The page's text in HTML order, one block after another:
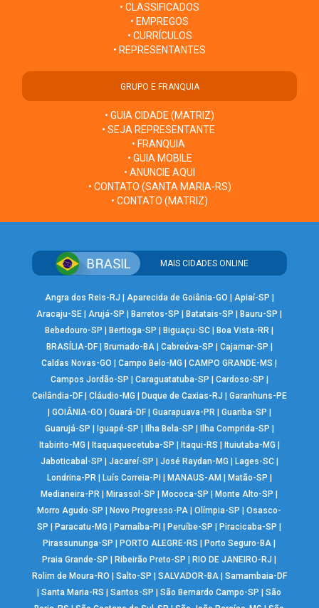
• CLASSIFICADOS
• EMPREGOS
• CURRÍCULOS
• REPRESENTANTES
GRUPO E FRANQUIA
• GUIA CIDADE (MATRIZ)
• SEJA REPRESENTANTE
• FRANQUIA
• GUIA MOBILE
• ANUNCIE AQUI
• CONTATO (SANTA MARIA-RS)
• CONTATO (MATRIZ)
MAIS CIDADES ONLINE
Angra dos Reis-RJ Aparecida de Goiânia-GO Apiaí-SP
Aracaju-SE |Arujá-SP Barretos-SP Batatais-SP Bauru-SP
Bebedouro-SP
Bertioga-SP Biguaçu-SC Boa Vista-RR
BRASÍLIA-DF| Brumado-BA| Cabreúva-SP Cajamar-SP
Caldas Novas-GO
|Campo Belo-MG |CAMPO GRANDE-MS
Campos Jordão-SP
Caraguatatuba-SP Cardoso-SP
Ceilândia-DF| Cláudio-MG Duque de Caxias-RJ
Garanhuns-PE
GOIÂNIA-GO Guará-DF| Guarapuava-PR| Guariba-SP
Guarujá-SP
Iguapé-SP Ilha Bela-SP Ilha Comprida-SP
Itabirito-MG
Itaquaquecetuba-SP Itaqui-RS Ituiutaba-MG
Jaboticabal-SP
Jacareí-SP José Raydan-MG Lages-SC|
Londrina-PR| Luís Correia-PI MANAUS-AM Matão-SP
Medianeira-PR
Mirassol-SP Mococa-SP Monte Alto-SP
Morro Agudo-SP
Novo Progresso-PA |Olímpia-SP |Osasco-
SP
Paracatu-MG Parnaíba-PI Peruíbe-SP Piracicaba-SP
Pirassununga-SP
PORTO ALEGRE-RS Porto Seguro-BA
Praia Grande-SP
Ribeirão Preto-SP RIO DE JANEIRO-RJ
Rolim de Moura-RO
Salto-SP SALVADOR-BA| Samambaia-DF
|Santa Maria-RS |Santos-SP |São Bernardo Campo-SP |São